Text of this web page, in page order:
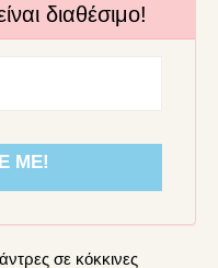
διαθέσιμο!
ΜΕ!
σε κόκκινες